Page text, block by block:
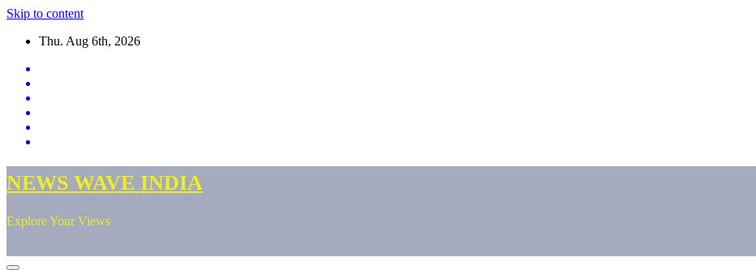
Skip to content
Thu. Aug 6th, 2026
NEWS WAVE INDIA
Explore Your Views